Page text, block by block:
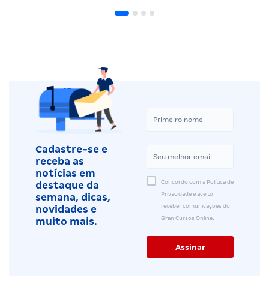
Cadastre-se e
receba as
notícias em
destaque da
semana, dicas,
novidades e
muito mais.
Concordo com a Política de
Privacidade e aceito
receber comunicações do
Gran Cursos Online.